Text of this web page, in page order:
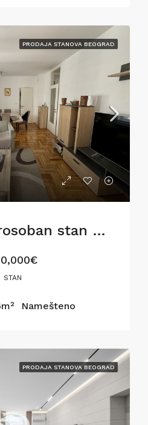
PRODAJA STANOVA BEOGRAD
Namešten trosoban stan u Gostivarskoj ulici,76m2
STAN
m² Namešteno
PRODAJA STANOVA BEOGRAD